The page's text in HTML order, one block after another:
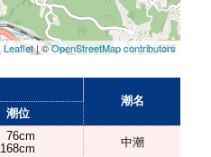
Leaflet| ©OpenStreetMap contributors
潮名
潮位
76cm
168cm
中潮